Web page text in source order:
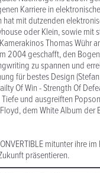
Karriere in
mit dutzenden
oder Klein, sowie
Thomas Wühr
2004 geschafft, den
zu spannen und
für bestes Design
Of Win - Strength Of
und ausgreiften
dem White Album
mitunter ihre
präsentieren.